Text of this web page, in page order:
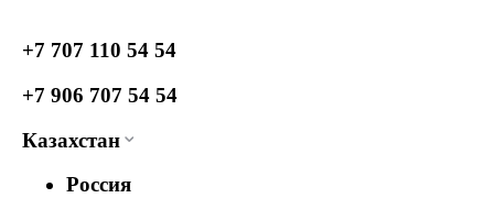
+7 707 110 54 54
+7 906 707 54 54
Казахстан
Россия